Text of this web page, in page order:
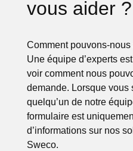
vous aider ?
Comment pouvons-
Une équipe d’experts
voir comment nous
demande. Lorsque vous
quelqu’un de notre
formulaire est
d’informations sur nos
Sweco.